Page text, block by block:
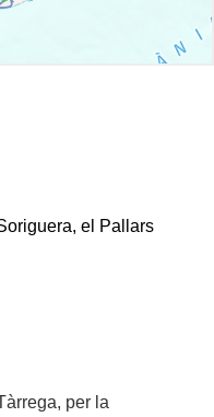
el Pallars
per la